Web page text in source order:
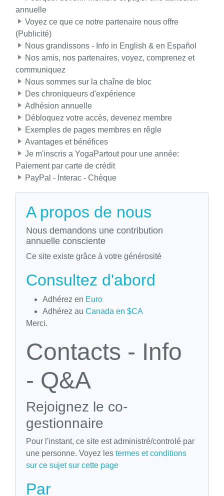
annuelle
Voyez ce que ce notre partenaire nous offre
(Publicité)
Nous grandissons - Info in English & en Español
Nos amis, nos partenaires, voyez, comprenez et
communiquez
Nous sommes sur la chaîne de bloc
Des chroniqueurs d'expérience
Adhésion annuelle
Débloquez votre accès, devenez membre
Exemples de pages membres en rêgle
Avantages et bénéfices
Je m'inscris a YogaPartout pour une année:
Paiement par carte de crédit
PayPal - Interac - Chèque
A propos de nous
Nous demandons une contribution
annuelle consciente
Ce site existe grâce à votre générosité
Consultez d'abord
Adhérez en Euro
Adhérez au Canada en $CA
Merci.
Contacts - Info
- Q&A
Rejoignez le co-
gestionnaire
Pour l'instant, ce site est administré/controlé par
une personne. Voyez les termes et conditions
sur ce sujet sur cette page
Par